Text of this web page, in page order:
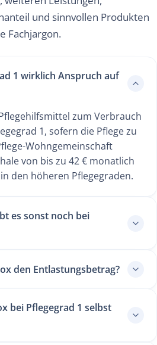
und sinnvollen Produkten
Fachjargon.
1 wirklich Anspruch auf
zum Verbrauch
1, sofern die Pflege zu
Wohngemeinschaft
von bis zu 42 € monatlich
den höheren Pflegegraden.
es sonst noch bei
den Entlastungsbetrag?
bei Pflegegrad 1 selbst